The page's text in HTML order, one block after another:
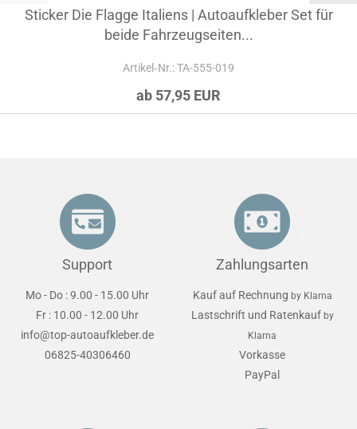
Sticker Die Flagge Italiens | Autoaufkleber Set für
beide Fahrzeugseiten...
Artikel‑Nr.: TA-555-019
ab 57,95 EUR
Support
Mo - Do : 9.00 - 15.00 Uhr
Fr : 10.00 - 12.00 Uhr
info@top-autoaufkleber.de
06825-40306460
Zahlungsarten
Kauf auf Rechnung by Klarna
Lastschrift und Ratenkauf by
Klarna
Vorkasse
PayPal